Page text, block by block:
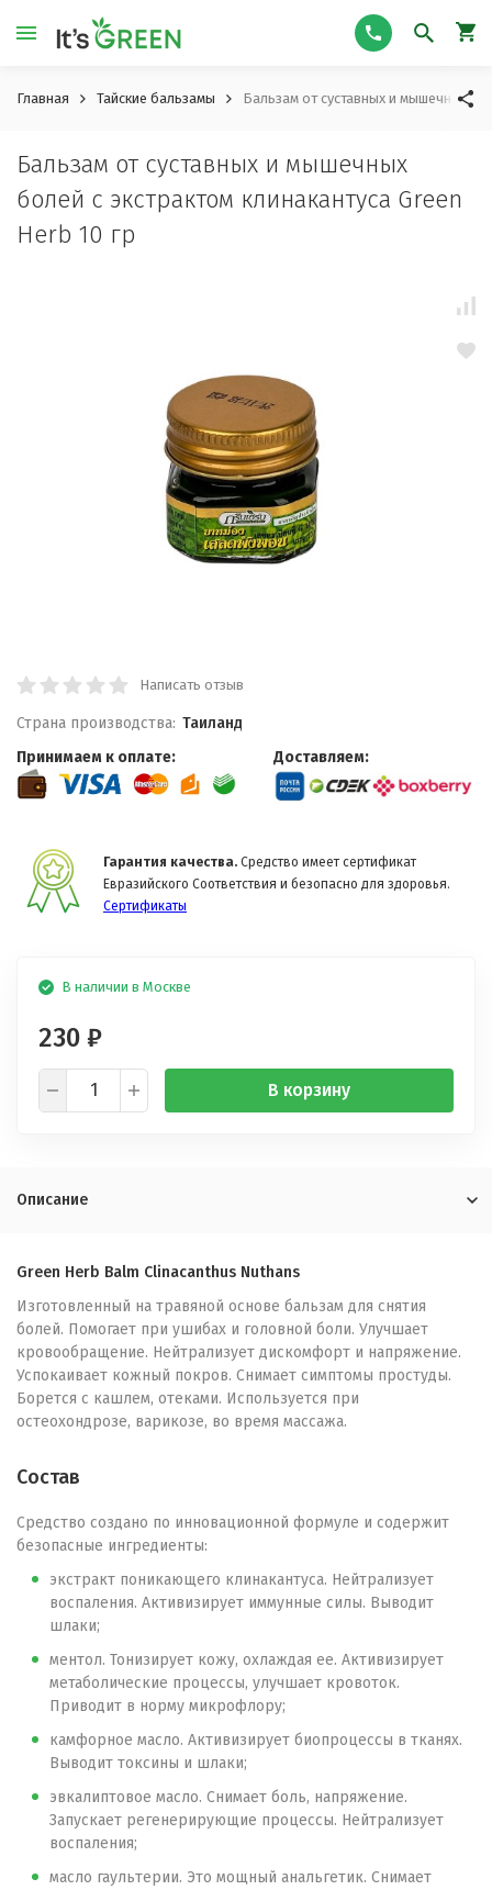
Главная Тайские бальзамы Бальзам от суставных и мышечных
Бальзам от суставных и мышечных
болей с экстрактом клинакантуса Green
Herb 10 гр
Написать отзыв
Страна производства: Таиланд
Принимаем к оплате:
Доставляем:
Гарантия качества. Средство имеет сертификат
Евразийского Соответствия и безопасно для здоровья.
Сертификаты
В наличии в Москве
230 ₽
В корзину
Описание
Green Herb Balm Clinacanthus Nuthans
Изготовленный на травяной основе бальзам для снятия
болей. Помогает при ушибах и головной боли. Улучшает
кровообращение. Нейтрализует дискомфорт и напряжение.
Успокаивает кожный покров. Снимает симптомы простуды.
Борется с кашлем, отеками. Используется при
остеохондрозе, варикозе, во время массажа.
Состав
Средство создано по инновационной формуле и содержит
безопасные ингредиенты:
экстракт поникающего клинакантуса. Нейтрализует
воспаления. Активизирует иммунные силы. Выводит
шлаки;
ментол. Тонизирует кожу, охлаждая ее. Активизирует
метаболические процессы, улучшает кровоток.
Приводит в норму микрофлору;
камфорное масло. Активизирует биопроцессы в тканях.
Выводит токсины и шлаки;
эвкалиптовое масло. Снимает боль, напряжение.
Запускает регенерирующие процессы. Нейтрализует
воспаления;
масло гаультерии. Это мощный анальгетик. Снимает